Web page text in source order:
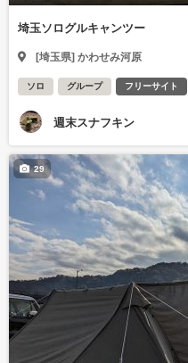
埼玉ソログルキャンツー
[埼玉県] かわせみ河原
ソロ グループ フリーサイト
週末スナフキン
29